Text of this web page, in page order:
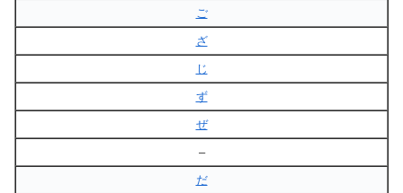
ご
ざ
じ
ず
ぜ
–
だ